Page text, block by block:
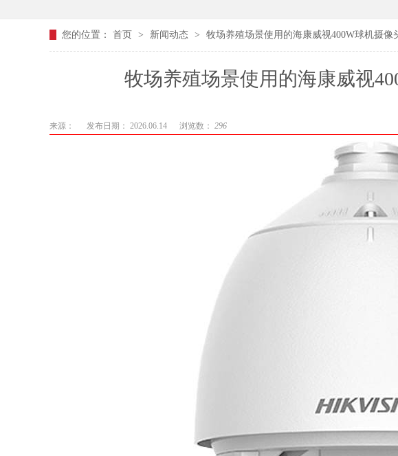
您的位置： 首页 > 新闻动态 > 牧场养殖场景使用的海康威视400W球机摄像
牧场养殖场景使用的海康威视
来源： 发布日期： 2026.06.14 浏览数： 296